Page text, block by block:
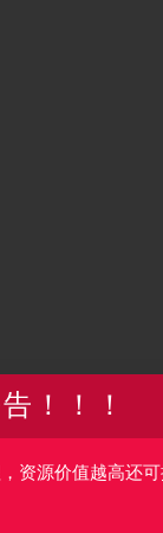
！！！
资源价值越高还可